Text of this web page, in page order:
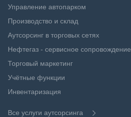
Управление автопарком
Производство и склад
Аутсорсинг в торговых сетях
Нефтегаз - сервисное сопровождение
Торговый маркетинг
Учётные функции
Инвентаризация
Все услуги аутсорсинга